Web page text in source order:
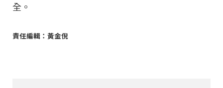
全。
責任編輯：黃金倪